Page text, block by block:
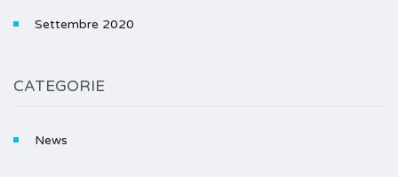
Settembre 2020
CATEGORIE
News